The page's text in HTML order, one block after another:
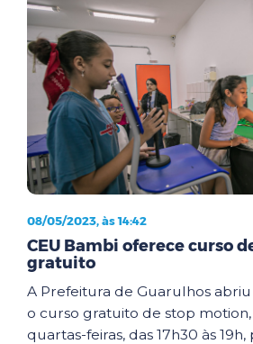
08/05/2023, às 14:42
CEU Bambi oferece curso
gratuito
A Prefeitura de Guarulhos abriu
o curso gratuito de stop
quartas-feiras, das 17h30 às 19h,